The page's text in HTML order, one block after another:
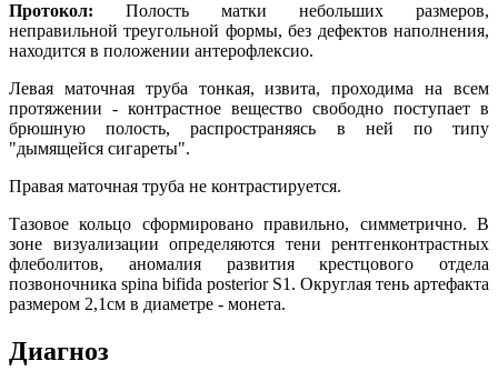
Протокол: Полость матки небольших размеров,
неправильной треугольной формы, без дефектов наполнения,
находится в положении антерофлексио.
Левая маточная труба тонкая, извита, проходима на всем
протяжении - контрастное вещество свободно поступает в
брюшную полость, распространяясь в ней по типу
"дымящейся сигареты".
Правая маточная труба не контрастируется.
Тазовое кольцо сформировано правильно, симметрично. В
зоне визуализации определяются тени рентгенконтрастных
флеболитов, аномалия развития крестцового отдела
позвоночника spina bifida posterior S1. Округлая тень артефакта
размером 2,1см в диаметре - монета.
Диагноз